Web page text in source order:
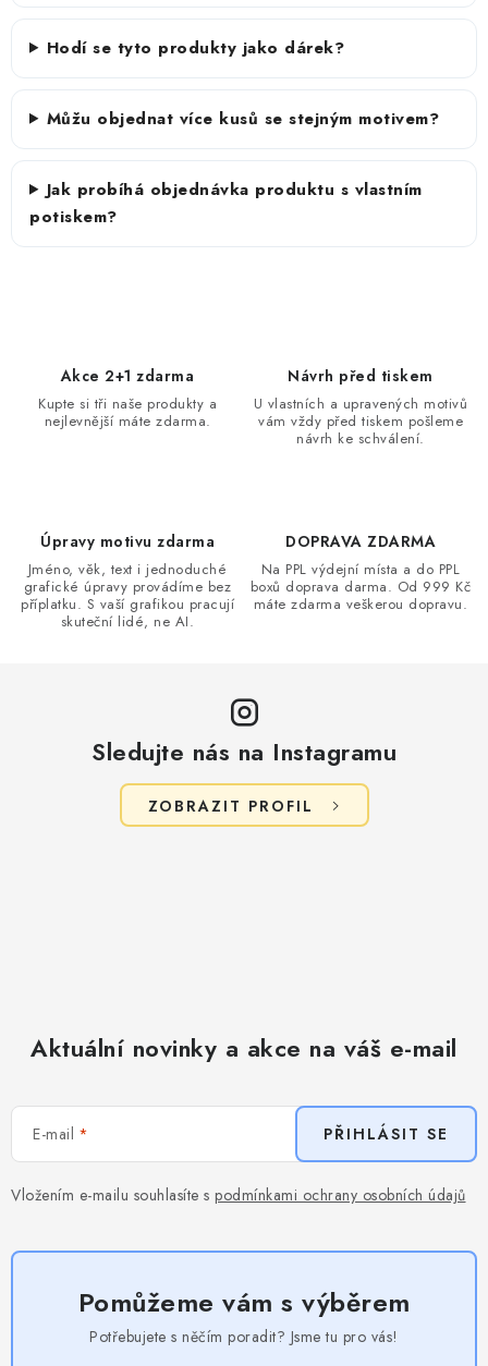
Hodí se tyto produkty jako dárek?
Můžu objednat více kusů se stejným motivem?
Jak probíhá objednávka produktu s vlastním
potiskem?
Akce 2+1 zdarma
Kupte si tři naše produkty a
nejlevnější máte zdarma.
Návrh před tiskem
U vlastních a upravených motivů
vám vždy před tiskem pošleme
návrh ke schválení.
Úpravy motivu zdarma
Jméno, věk, text i jednoduché
grafické úpravy provádíme bez
příplatku. S vaší grafikou pracují
skuteční lidé, ne AI.
DOPRAVA ZDARMA
Na PPL výdejní místa a do PPL
boxů doprava darma. Od 999 Kč
máte zdarma veškerou dopravu.
Sledujte nás na Instagramu
ZOBRAZIT PROFIL
Aktuální novinky a akce na váš e-mail
E-mail
Vložením e-mailu souhlasíte s podmínkami ochrany osobních údajů
PŘIHLÁSIT SE
Pomůžeme vám s výběrem
Potřebujete s něčím poradit? Jsme tu pro vás!